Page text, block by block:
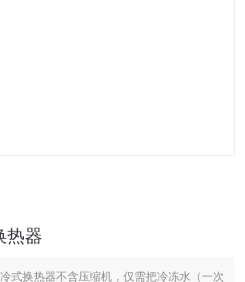
热器
式换热器不含压缩机，仅需把冷冻水（一次